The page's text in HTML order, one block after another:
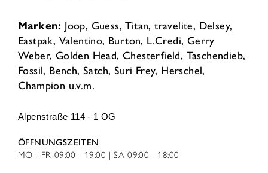
Marken: Joop, Guess, Titan, travelite, Delsey,
Eastpak, Valentino, Burton, L.Credi, Gerry
Weber, Golden Head, Chesterfield, Taschendieb,
Fossil, Bench, Satch, Suri Frey, Herschel,
Champion u.v.m.
Alpenstraße 114 - 1 OG
ÖFFNUNGSZEITEN
MO - FR 09:00 - 19:00 SA 09:00 - 18:00